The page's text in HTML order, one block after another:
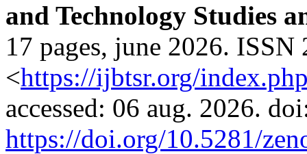
and Technology Studies
17 pages, june 2026.
<https://ijbtsr.org/
accessed: 06 aug. 2026.
https://doi.org/10.5281/